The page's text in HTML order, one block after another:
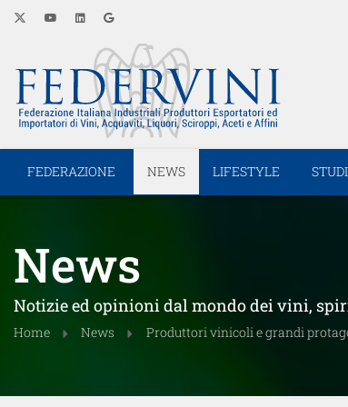
FEDERAZIONE NEWS LIFESTYLE
News
Notizie ed opinioni dal mondo dei vini,
Home News Produttori vinicoli e grandi